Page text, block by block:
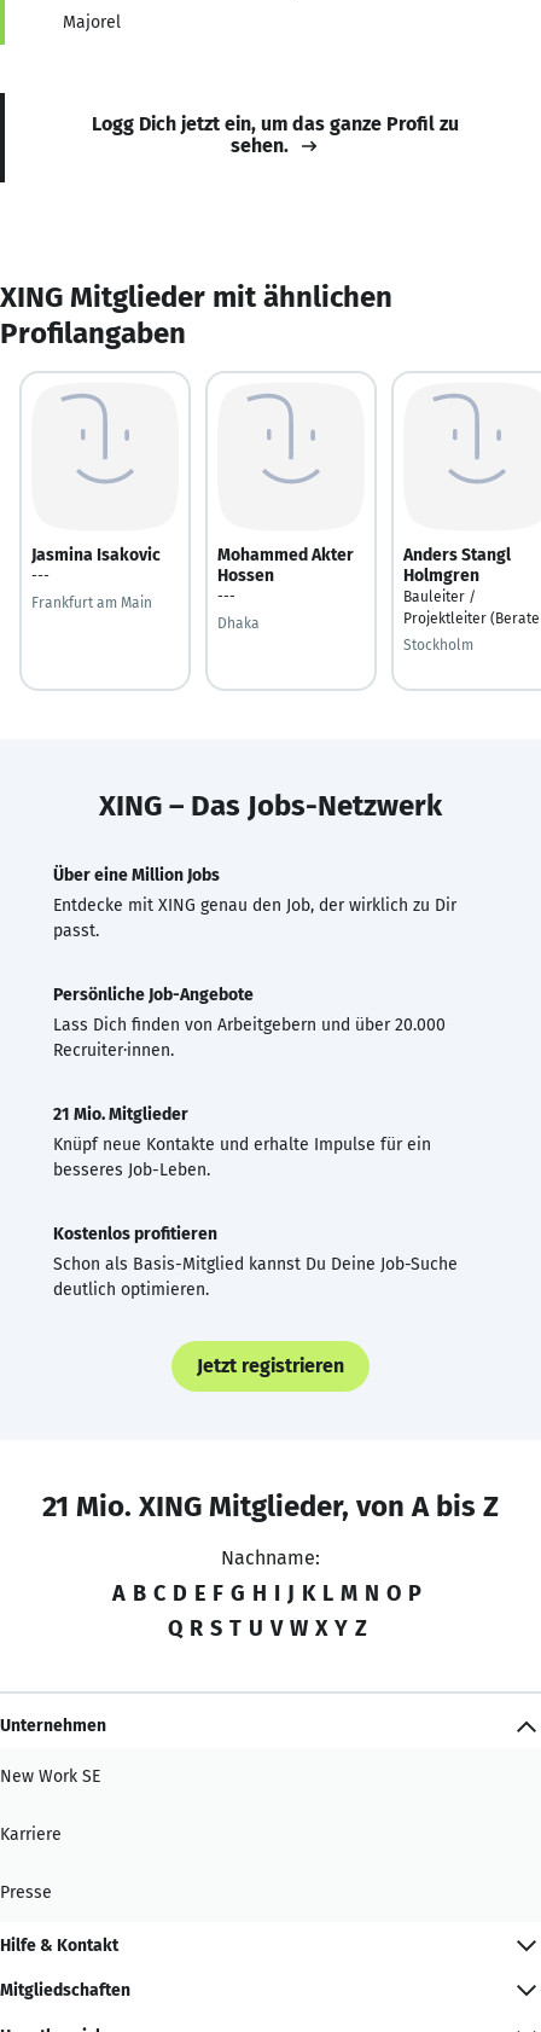
Majorel
Logg Dich jetzt ein, um das ganze Profil zu
sehen.
XING Mitglieder mit ähnlichen
Profilangaben
Jasmina Isakovic
---
Frankfurt am Main
Mohammed Akter
Hossen
---
Dhaka
Anders Stangl
Holmgren
Bauleiter /
Projektleiter
Stockholm
XING – Das Jobs-Netzwerk
Über eine Million Jobs
Entdecke mit XING genau den Job, der wirklich zu Dir
passt.
Persönliche Job-Angebote
Lass Dich finden von Arbeitgebern und über 20.000
Recruiter·innen.
21 Mio. Mitglieder
Knüpf neue Kontakte und erhalte Impulse für ein
besseres Job-Leben.
Kostenlos profitieren
Schon als Basis-Mitglied kannst Du Deine Job-Suche
deutlich optimieren.
Jetzt registrieren
21 Mio. XING Mitglieder, von A bis Z
Nachname:
A B C D E F G H I J K L M N O P
Q R S T U V W X Y Z
Unternehmen
New Work SE
Karriere
Presse
Hilfe & Kontakt
Mitgliedschaften